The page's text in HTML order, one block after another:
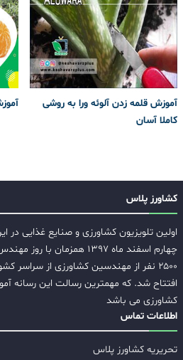
آموزش قلمه زدن آلوئه ورا به روشی
کاملا آسان
کشاورز پلاس
اولین تلویزیون کشاورزی و صنایع غذایی در
چهارم اسفند ماه ۱۳۹۷
۲۵۰۰ نفر از مهندسین کشاورزی از
افتتاح شد. که مهمترین رسالت این رسانه
کشاورزی می باشد
اطلاعات تماس
تحریریه کشاورز پلاس